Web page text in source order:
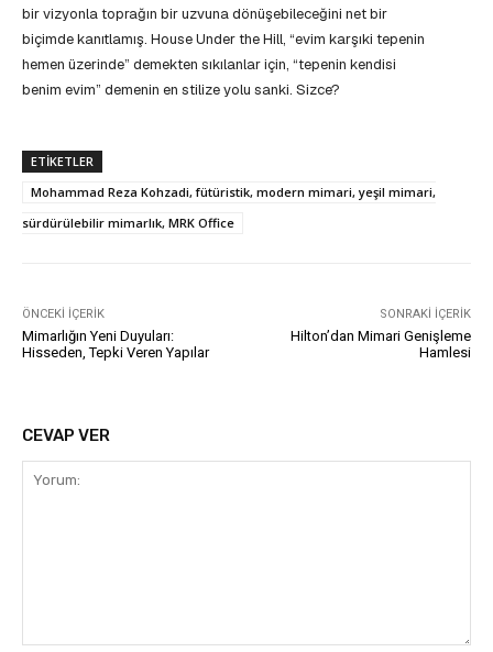
bir vizyonla toprağın bir uzvuna dönüşebileceğini net bir
biçimde kanıtlamış. House Under the Hill, “evim karşıki tepenin
hemen üzerinde” demekten sıkılanlar için, “tepenin kendisi
benim evim” demenin en stilize yolu sanki. Sizce?
ETIKETLER
Mohammad Reza Kohzadi, fütüristik, modern mimari, yeşil mimari,
sürdürülebilir mimarlık, MRK Office
ÖNCEKI İÇERIK
Mimarlığın Yeni Duyuları:
Hisseden, Tepki Veren Yapılar
SONRAKI İÇERIK
Hilton’dan Mimari Genişleme
Hamlesi
CEVAP VER